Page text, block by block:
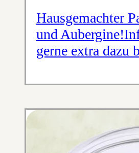
Hausgemachter
und
gerne extra dazu